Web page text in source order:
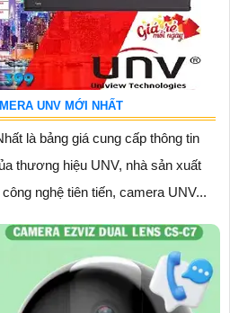
UNV MỚI NHẤT
là bảng giá cung cấp thông tin
thương hiệu UNV, nhà sản xuất
nghệ tiên tiến, camera UNV...